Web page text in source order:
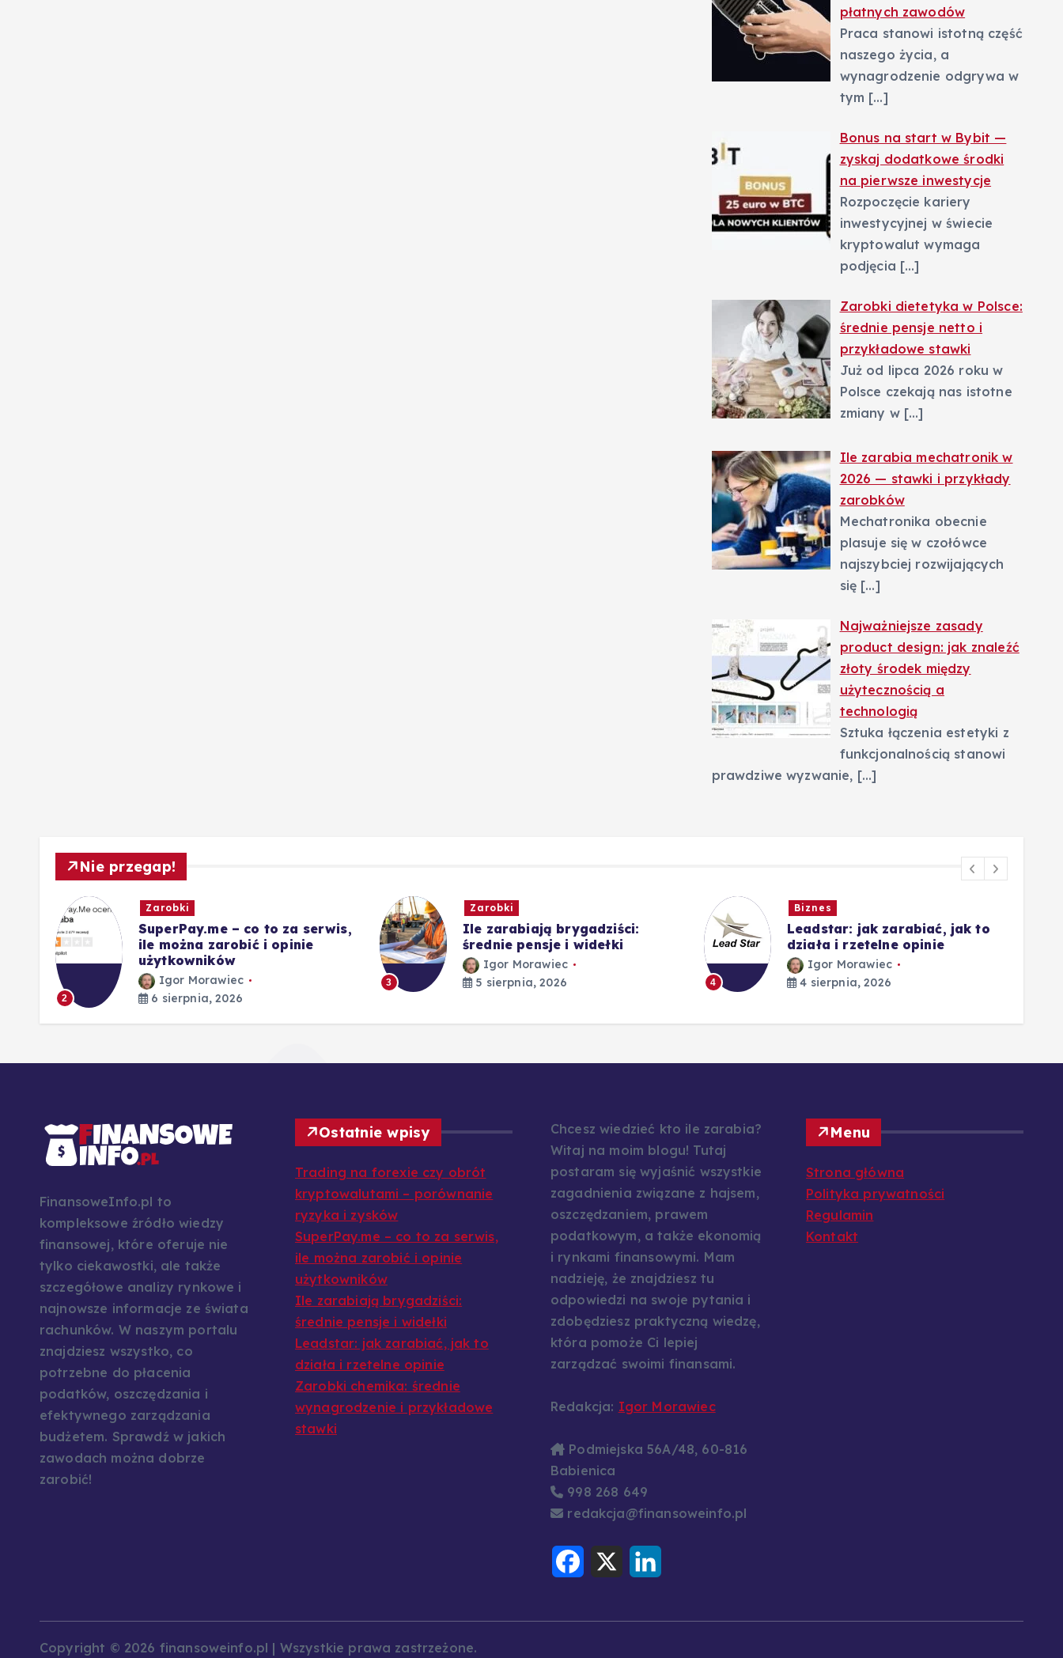
płatnych zawodów
Praca stanowi istotną część
naszego życia, a
wynagrodzenie odgrywa w
tym […]
Bonus na start w Bybit —
zyskaj dodatkowe środki
na pierwsze inwestycje
Rozpoczęcie kariery
inwestycyjnej w świecie
kryptowalut wymaga
podjęcia […]
Zarobki dietetyka w Polsce:
średnie pensje netto i
przykładowe stawki
Już od lipca 2026 roku w
Polsce czekają nas istotne
zmiany w […]
Ile zarabia mechatronik w
2026 — stawki i przykłady
zarobków
Mechatronika obecnie
plasuje się w czołówce
najszybciej rozwijających
się […]
Najważniejsze zasady
product design: jak znaleźć
złoty środek między
użytecznością a
technologią
Sztuka łączenia estetyki z
funkcjonalnością stanowi
prawdziwe wyzwanie, […]
Nie przegap!
2
Zarobki
SuperPay.me – co to za serwis,
ile można zarobić i opinie
użytkowników
Igor Morawiec
6 sierpnia, 2026
3
Zarobki
Ile zarabiają brygadziści:
średnie pensje i widełki
Igor Morawiec
5 sierpnia, 2026
4
Biznes
Leadstar: jak zarabiać, jak to
działa i rzetelne opinie
Igor Morawiec
4 sierpnia, 2026
FinansoweInfo.pl to
kompleksowe źródło wiedzy
finansowej, które oferuje nie
tylko ciekawostki, ale także
szczegółowe analizy rynkowe i
najnowsze informacje ze świata
rachunków. W naszym portalu
znajdziesz wszystko, co
potrzebne do płacenia
podatków, oszczędzania i
efektywnego zarządzania
budżetem. Sprawdź w jakich
zawodach można dobrze
zarobić!
Ostatnie wpisy
Trading na forexie czy obrót
kryptowalutami – porównanie
ryzyka i zysków
SuperPay.me – co to za serwis,
ile można zarobić i opinie
użytkowników
Ile zarabiają brygadziści:
średnie pensje i widełki
Leadstar: jak zarabiać, jak to
działa i rzetelne opinie
Zarobki chemika: średnie
wynagrodzenie i przykładowe
stawki
Chcesz wiedzieć kto ile zarabia?
Witaj na moim blogu! Tutaj
postaram się wyjaśnić wszystkie
zagadnienia związane z hajsem,
oszczędzaniem, prawem
podatkowym, a także ekonomią
i rynkami finansowymi. Mam
nadzieję, że znajdziesz tu
odpowiedzi na swoje pytania i
zdobędziesz praktyczną wiedzę,
która pomoże Ci lepiej
zarządzać swoimi finansami.
Redakcja: Igor Morawiec
Podmiejska 56A/48, 60-816
Babienica
998 268 649
redakcja@finansoweinfo.pl
F
c
X
Menu
Strona główna
Polityka prywatności
Regulamin
Kontakt
Copyright © 2026 finansoweinfo.pl | Wszystkie prawa zastrzeżone.